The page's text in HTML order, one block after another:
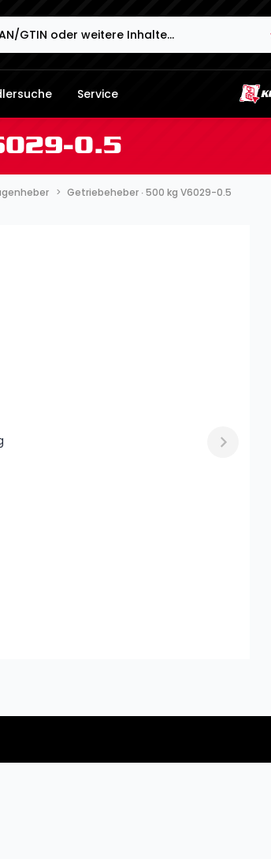
Service
0.5
Getriebeheber ∙ 500 kg V6029-0.5